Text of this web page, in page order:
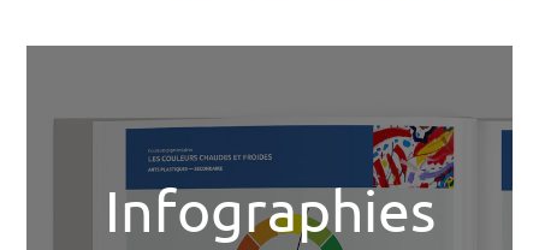
Infographies